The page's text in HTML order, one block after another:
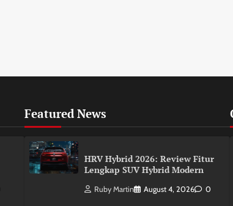
Featured News
HRV Hybrid 2026: Review Fitur
Lengkap SUV Hybrid Modern
Ruby Martin August 4, 2026 0